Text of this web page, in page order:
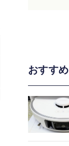
おすすめ